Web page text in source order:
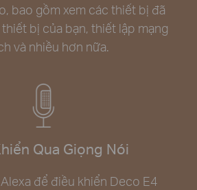
bao gồm xem các thiết bị đã
bị của bạn, thiết lập mạng
và nhiều hơn nữa.
Qua Giọng Nói
để điều khiển Deco E4